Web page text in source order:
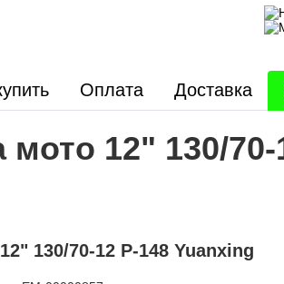
Оплата Доставка
12" 130/70-
130/70-12 P-148 Yuanxing